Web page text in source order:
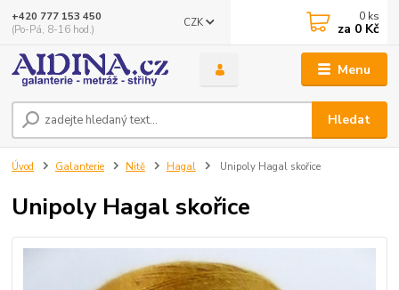
Menu
CZK
Hledat
+420 777 153 450
(Po-Pá, 8-16 hod.)
0 ks
za 0 Kč
Úvod Galanterie Nitě Hagal Unipoly Hagal skořice
Unipoly Hagal skořice